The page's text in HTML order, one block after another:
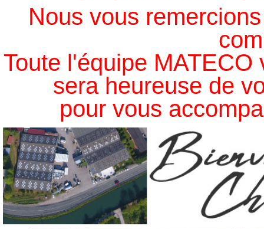
Nous vous
Toute l'équipe
sera heureuse de
pour vous